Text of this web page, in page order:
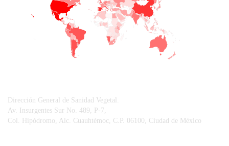
Dirección General de Sanidad Vegetal.
Av. Insurgentes Sur No. 489, P-7,
Col. Hipódromo, Alc. Cuauhtémoc, C.P. 06100, Ciudad de México